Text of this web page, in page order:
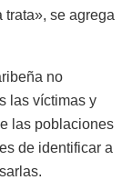
se agrega
no
las víctimas y
las poblaciones
de identificar a